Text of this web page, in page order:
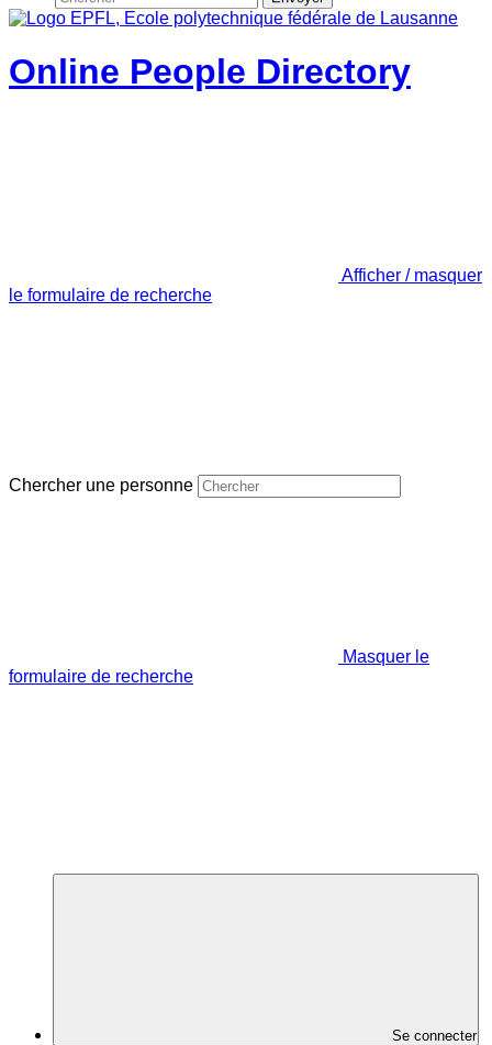
Online People Directory
Afficher / masquer
le formulaire de recherche
Chercher une personne
Masquer le
formulaire de recherche
Se connecter